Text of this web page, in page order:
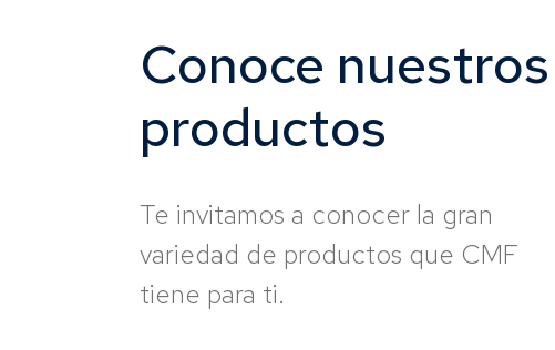
Conoce nuestros
productos
Te invitamos a conocer la gran
variedad de productos que CMF
tiene para ti.